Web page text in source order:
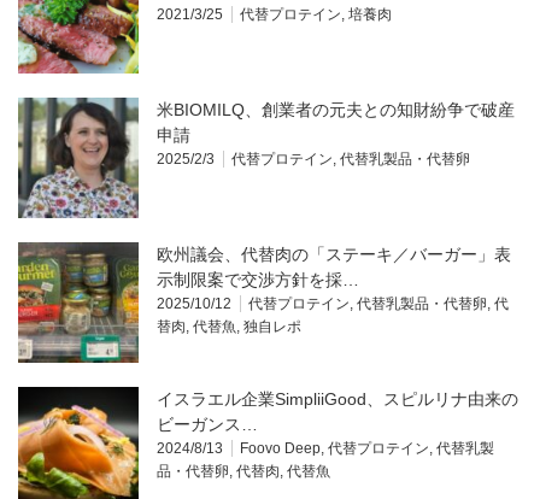
2021/3/25 代替プロテイン 培養肉
米BIOMILQ、創業者の元夫との知財紛争で破産
申請
2025/2/3 代替プロテイン 代替乳製品・代替卵
欧州議会、代替肉の「ステーキ／バーガー」表
示制限案で交渉方針を採…
2025/10/12 代替プロテイン 代替乳製品・代替卵 代
替肉 代替魚 独自レポ
イスラエル企業SimpliiGood、スピルリナ由来の
ビーガンス…
2024/8/13 Foovo Deep 代替プロテイン 代替乳製
品・代替卵 代替肉 代替魚